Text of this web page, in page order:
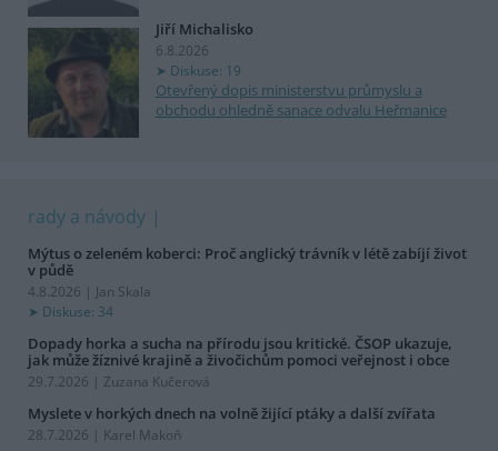
Jiří Michalisko
6.8.2026
Diskuse: 19
Otevřený dopis ministerstvu průmyslu a
obchodu ohledně sanace odvalu Heřmanice
rady a návody
Mýtus o zeleném koberci: Proč anglický trávník v létě zabíjí život
v půdě
4.8.2026 | Jan Skala
Diskuse: 34
Dopady horka a sucha na přírodu jsou kritické. ČSOP ukazuje,
jak může žíznivé krajině a živočichům pomoci veřejnost i obce
29.7.2026 | Zuzana Kučerová
Myslete v horkých dnech na volně žijící ptáky a další zvířata
28.7.2026 | Karel Makoň